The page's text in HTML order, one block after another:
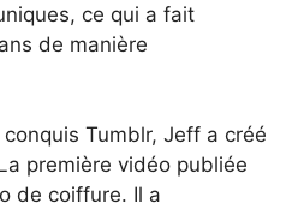
ce qui a fait
de manière
Tumblr, Jeff a créé
première vidéo publiée
de coiffure. Il a